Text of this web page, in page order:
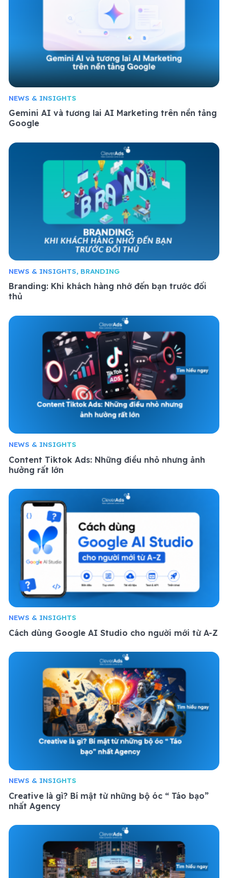
NEWS & INSIGHTS
Gemini AI và tương lai AI Marketing trên nền tảng
Google
NEWS & INSIGHTS, BRANDING
Branding: Khi khách hàng nhớ đến bạn trước đối
thủ
NEWS & INSIGHTS
Content Tiktok Ads: Những điều nhỏ nhưng ảnh
hưởng rất lớn
NEWS & INSIGHTS
Cách dùng Google AI Studio cho người mới từ A-Z
NEWS & INSIGHTS
Creative là gì? Bí mật từ những bộ óc “ Táo bạo”
nhất Agency